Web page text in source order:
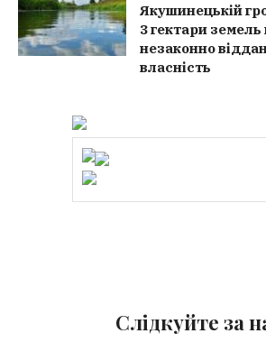
Якушинецькій
3 гектари
незаконно
власність
Слідкуйте за